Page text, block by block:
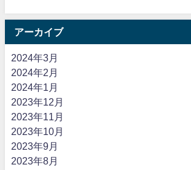
アーカイブ
2024年3月
2024年2月
2024年1月
2023年12月
2023年11月
2023年10月
2023年9月
2023年8月